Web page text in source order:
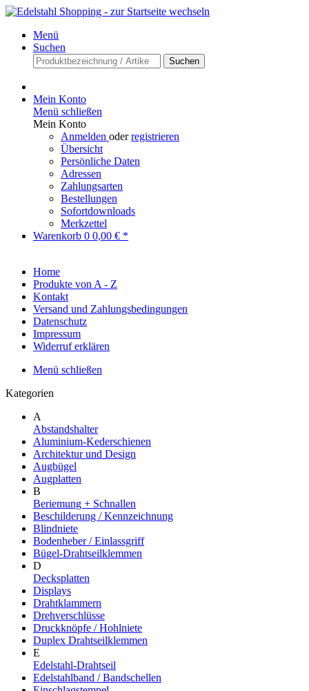
Menü
Suchen
Suchen
Mein Konto
Menü schließen
Mein Konto
Anmelden oderregistrieren
Übersicht
Persönliche Daten
Adressen
Zahlungsarten
Bestellungen
Sofortdownloads
Merkzettel
Warenkorb 0 0,00 € *
Home
Produkte von A - Z
Kontakt
Versand und Zahlungsbedingungen
Datenschutz
Impressum
Widerruf erklären
Menü schließen
Kategorien
A
Abstandshalter
Aluminium-Kederschienen
Architektur und Design
Augbügel
Augplatten
B
Beriemung + Schnallen
Beschilderung / Kennzeichnung
Blindniete
Bodenheber / Einlassgriff
Bügel-Drahtseilklemmen
D
Decksplatten
Displays
Drahtklammern
Drehverschlüsse
Druckknöpfe / Hohlniete
Duplex Drahtseilklemmen
E
Edelstahl-Drahtseil
Edelstahlband / Bandschellen